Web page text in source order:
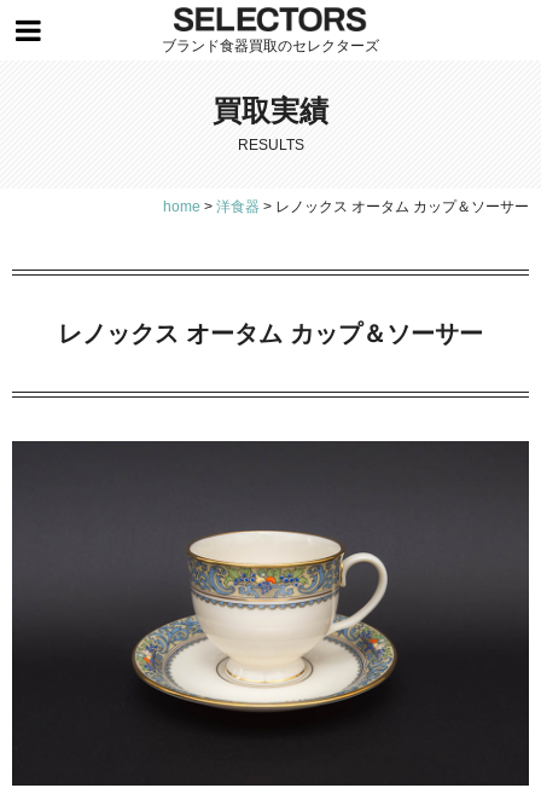
ブランド食器買取のセレクターズ
買取実績
RESULTS
home > 洋食器 > レノックス オータム カップ＆ソーサー
レノックス オータム カップ＆ソーサー